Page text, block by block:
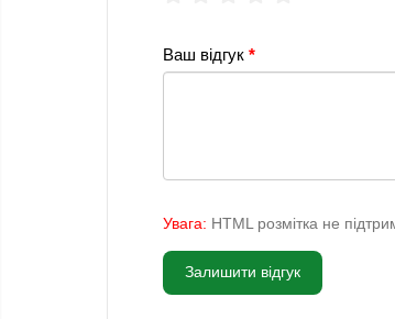
Ваш відгук
Увага: HTML розмітка не
Залишити відгук